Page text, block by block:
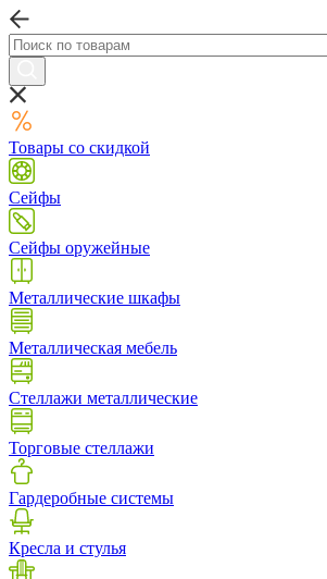
Товары со скидкой
Сейфы
Сейфы оружейные
Металлические шкафы
Металлическая мебель
Стеллажи металлические
Торговые стеллажи
Гардеробные системы
Кресла и стулья